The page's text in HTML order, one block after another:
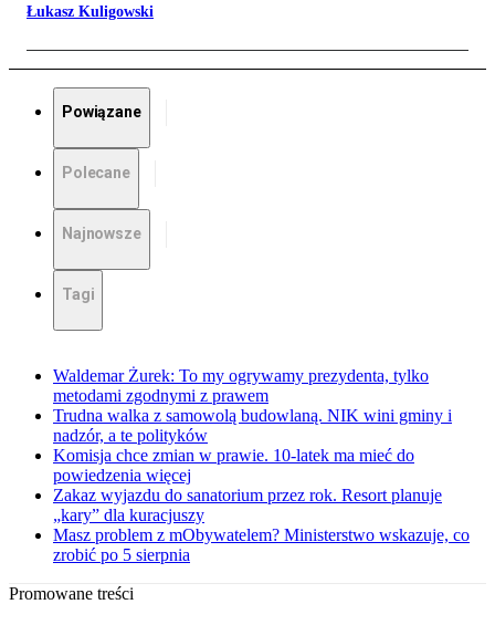
Łukasz Kuligowski
Powiązane
Polecane
Najnowsze
Tagi
Waldemar Żurek: To my ogrywamy prezydenta, tylko
metodami zgodnymi z prawem
Trudna walka z samowolą budowlaną. NIK wini gminy i
nadzór, a te polityków
Komisja chce zmian w prawie. 10-latek ma mieć do
powiedzenia więcej
Zakaz wyjazdu do sanatorium przez rok. Resort planuje
„kary” dla kuracjuszy
Masz problem z mObywatelem? Ministerstwo wskazuje, co
zrobić po 5 sierpnia
Promowane treści